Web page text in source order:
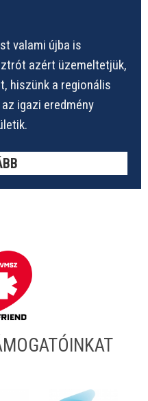
valami újba is
azért üzemeltetjük,
hiszünk a regionális
igazi eredmény